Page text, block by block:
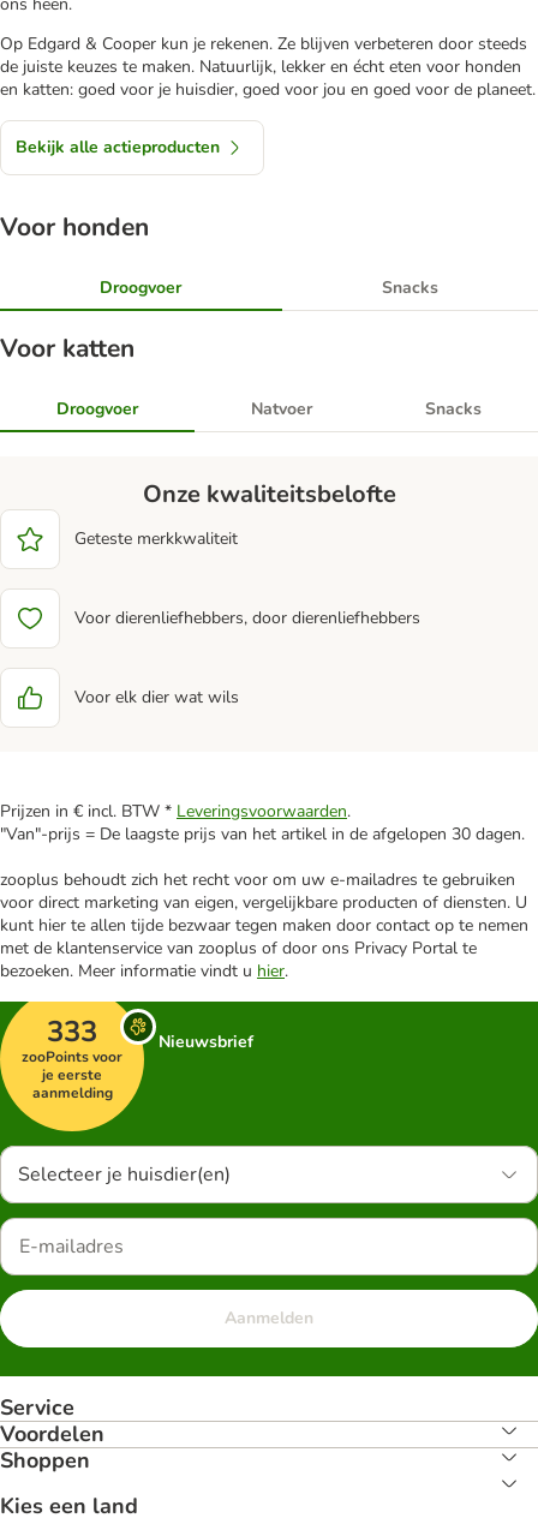
Op Edgard & Cooper kun je rekenen. Ze blijven verbeteren door steeds
de juiste keuzes te maken. Natuurlijk, lekker en écht eten voor honden
en katten: goed voor je huisdier, goed voor jou en goed voor de planeet.
Bekijk alle actieproducten
Voor honden
Droogvoer Snacks
Voor katten
Droogvoer Natvoer Snacks
Onze kwaliteitsbelofte
Geteste merkkwaliteit
Voor dierenliefhebbers, door dierenliefhebbers
Voor elk dier wat wils
Prijzen in € incl. BTW * Leveringsvoorwaarden.
"Van"-prijs = De laagste prijs van het artikel in de afgelopen 30 dagen.
zooplus behoudt zich het recht voor om uw e-mailadres te gebruiken
voor direct marketing van eigen, vergelijkbare producten of diensten. U
kunt hier te allen tijde bezwaar tegen maken door contact op te nemen
met de klantenservice van zooplus of door ons Privacy Portal te
bezoeken. Meer informatie vindt u hier.
333
zooPoints voor
je eerste
aanmelding
Nieuwsbrief
Selecteer je huisdier(en)
Aanmelden
Service
Voordelen
Shoppen
Kies een land